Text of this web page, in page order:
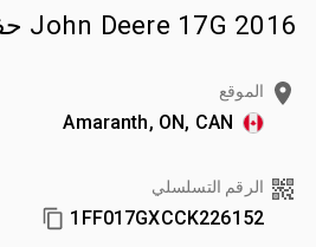
2016 John Deere 17G حفارة صغيرة
الموقع
Amaranth, ON, CAN
الرقم التسلسلي
1FF017GXCCK226152